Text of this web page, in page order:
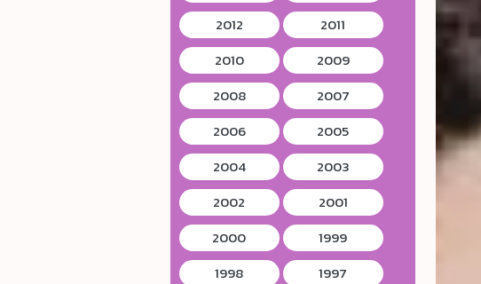
2012
2011
2010
2009
2008
2007
2006
2005
2004
2003
2002
2001
2000
1999
1998
1997